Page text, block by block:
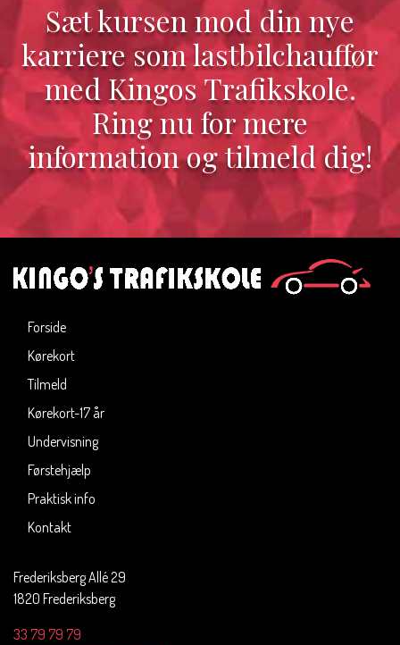
Sæt kursen mod din nye
karriere som lastbilchauffør
med Kingos Trafikskole.
Ring nu for mere
information og tilmeld dig!
Forside
Kørekort
Tilmeld
Kørekort-17 år
Undervisning
Førstehjælp
Praktisk info
Kontakt
Frederiksberg Allé 29
1820 Frederiksberg
33 79 79 79